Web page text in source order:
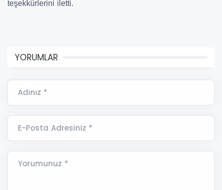
teşekkürlerini iletti.
YORUMLAR
Adınız *
E-Posta Adresiniz *
Yorumunuz *